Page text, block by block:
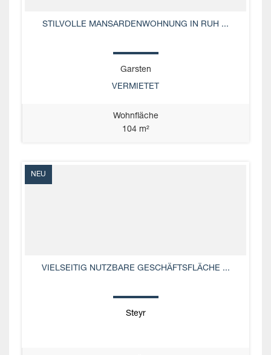
STILVOLLE MANSARDENWOHNUNG IN RUH ...
Garsten
VERMIETET
Wohnfläche
104 m²
NEU
VIELSEITIG NUTZBARE GESCHÄFTSFLÄCHE ...
Steyr